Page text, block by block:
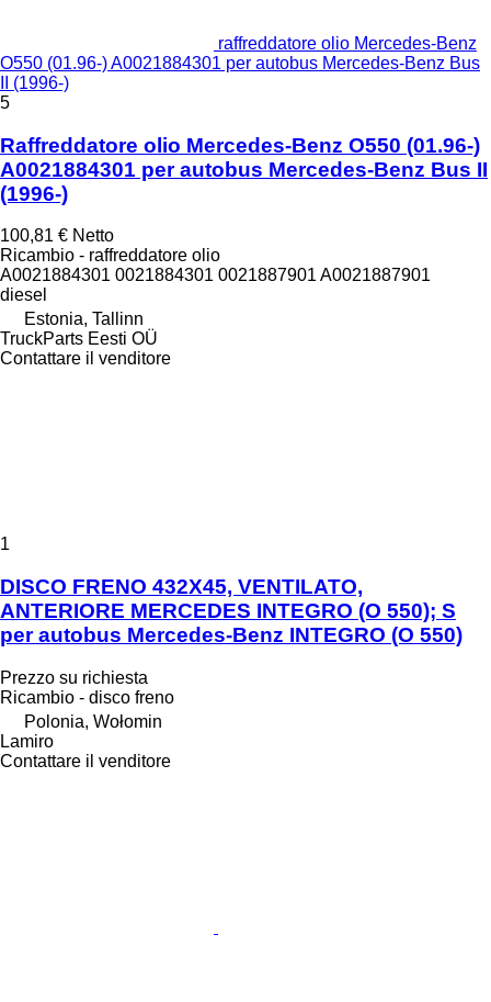
raffreddatore olio Mercedes-Benz
O550 (01.96-) A0021884301 per autobus Mercedes-Benz Bus
II (1996-)
5
Raffreddatore olio Mercedes-Benz O550 (01.96-)
A0021884301 per autobus Mercedes-Benz Bus II
(1996-)
100,81 € Netto
Ricambio - raffreddatore olio
A0021884301 0021884301 0021887901 A0021887901
diesel
Estonia, Tallinn
TruckParts Eesti OÜ
Contattare il venditore
1
DISCO FRENO 432X45, VENTILATO,
ANTERIORE MERCEDES INTEGRO (O 550); S
per autobus Mercedes-Benz INTEGRO (O 550)
Prezzo su richiesta
Ricambio - disco freno
Polonia, Wołomin
Lamiro
Contattare il venditore